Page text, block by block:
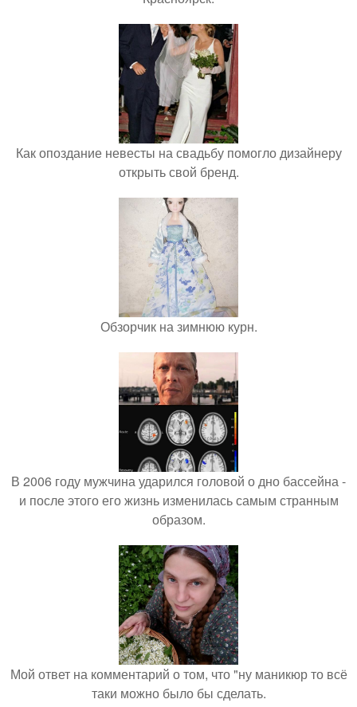
Как опоздание невесты на свадьбу помогло дизайнеру
открыть свой бренд.
Обзорчик на зимнюю курн.
В 2006 году мужчина ударился головой о дно бассейна -
и после этого его жизнь изменилась самым странным
образом.
Мой ответ на комментарий о том, что "ну маникюр то всё
таки можно было бы сделать.